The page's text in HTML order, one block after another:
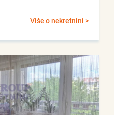
Više o nekretnini >